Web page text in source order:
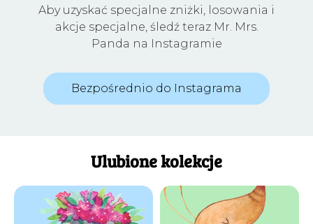
Aby uzyskać specjalne zniżki, losowania i
akcje specjalne, śledź teraz Mr. Mrs.
Panda na Instagramie
Bezpośrednio do Instagrama
Ulubione kolekcje